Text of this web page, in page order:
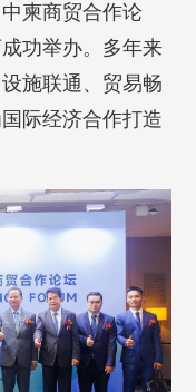
柬商贸合作论
功举办。多年来
施联通、贸易畅
际经济合作打造